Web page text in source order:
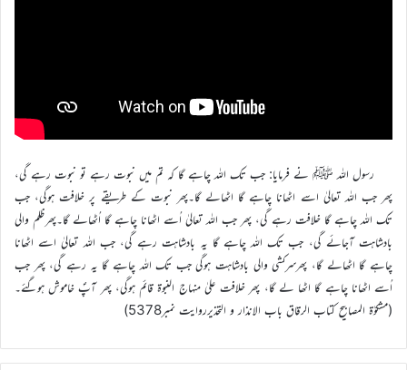
رسول اللہ ﷺ نے فرمایا: جب تك اللہ چاہے گا كہ تم میں نبوت رہے تو نبوت رہے گی،
پھر جب اللہ تعالیٰ اسے اٹھانا چاہے گا اٹھالے گا۔پھر نبوت كے طریقے پر خلافت ہوگی، جب
تك اللہ چاہے گا خلافت رہے گی، پھر جب اللہ تعالیٰ اُسے اٹھانا چاہے گا اُٹھالے گا۔پھرظلم والی
بادشاہت آجائے گی، جب تك اللہ چاہے گا یہ بادشاہت رہے گی، جب اللہ تعالیٰ اسے اٹھانا
چاہے گا اٹھالے گا، پھرسرکشی والی بادشاہت ہوگی جب تك اللہ چاہے گا یہ رہے گی، پھر جب
اُسے اٹھانا چاہے گا اٹھا لے گا، پھر خلافت علیٰ منہاج النبوۃ قائم ہوگی، پھر آپؐ خاموش ہوگئے۔
(مشکوٰة المصابیح کتاب الرقاق باب الانذار و التحذیرروایت نمبر5378)